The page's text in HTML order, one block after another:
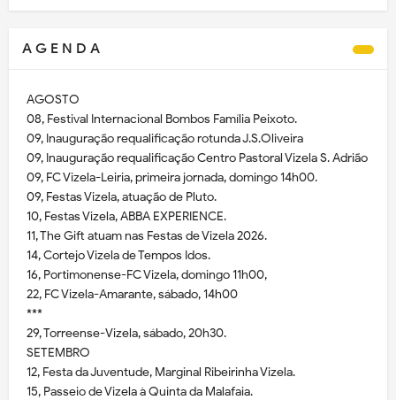
A G E N D A
AGOSTO
08, Festival Internacional Bombos Família Peixoto.
09, Inauguração requalificação rotunda J.S.Oliveira
09, Inauguração requalificação Centro Pastoral Vizela S. Adrião
09, FC Vizela-Leiria, primeira jornada, domingo 14h00.
09, Festas Vizela, atuação de Pluto.
10, Festas Vizela, ABBA EXPERIENCE.
11, The Gift atuam nas Festas de Vizela 2026.
14, Cortejo Vizela de Tempos Idos.
16, Portimonense-FC Vizela, domingo 11h00,
22, FC Vizela-Amarante, sábado, 14h00
***
29, Torreense-Vizela, sábado, 20h30.
SETEMBRO
12, Festa da Juventude, Marginal Ribeirinha Vizela.
15, Passeio de Vizela à Quinta da Malafaia.